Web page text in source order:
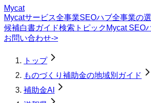
Mycat
Mycatサービス全事業SEOハブ全事業の
候補白書ガイド検索トピック Mycat SEO
お問い合わせ->
トップ
ものづくり補助金の地域別ガイド
補助金AI